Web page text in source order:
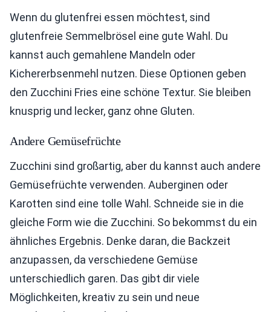
Wenn du glutenfrei essen möchtest, sind
glutenfreie Semmelbrösel eine gute Wahl. Du
kannst auch gemahlene Mandeln oder
Kichererbsenmehl nutzen. Diese Optionen geben
den Zucchini Fries eine schöne Textur. Sie bleiben
knusprig und lecker, ganz ohne Gluten.
Andere Gemüsefrüchte
Zucchini sind großartig, aber du kannst auch andere
Gemüsefrüchte verwenden. Auberginen oder
Karotten sind eine tolle Wahl. Schneide sie in die
gleiche Form wie die Zucchini. So bekommst du ein
ähnliches Ergebnis. Denke daran, die Backzeit
anzupassen, da verschiedene Gemüse
unterschiedlich garen. Das gibt dir viele
Möglichkeiten, kreativ zu sein und neue